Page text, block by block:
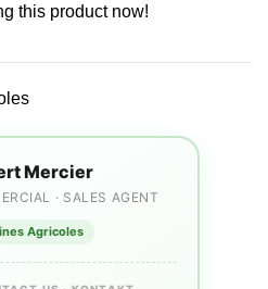
this product now!
Mercier
· SALES AGENT
Agricoles